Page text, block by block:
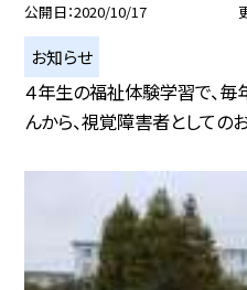
公開日 2020/10/17
お知らせ
４年生の福祉体験学習で、
んから、視覚障害者としての